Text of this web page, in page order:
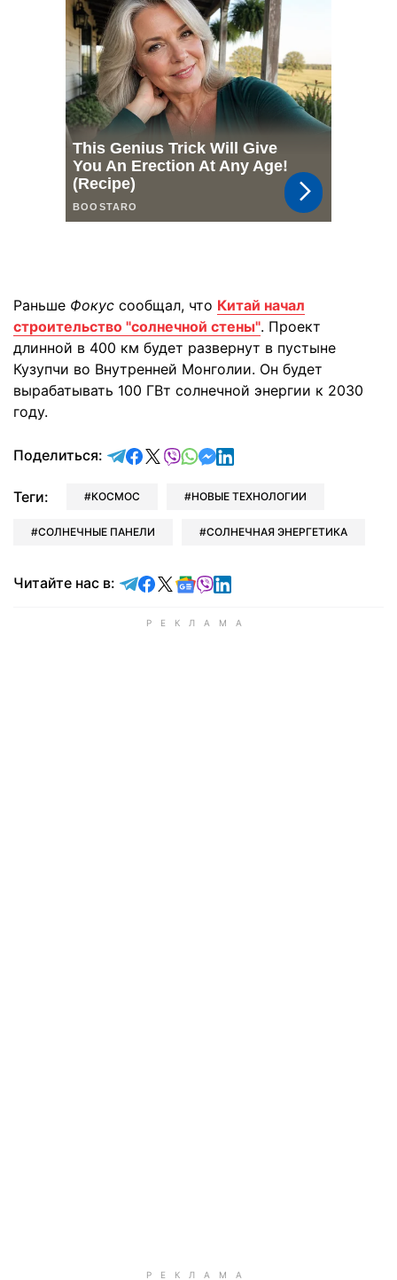
Раньше Фокус сообщал, что Китай начал
строительство "солнечной стены". Проект
длинной в 400 км будет развернут в пустыне
Кузупчи во Внутренней Монголии. Он будет
вырабатывать 100 ГВт солнечной энергии к 2030
году.
Поделиться: отправить в Telegram
поделиться в Facebook
поделиться в X
отправить в Viber
отправить в Whatsapp
отправить в Messenger
отправить в LinkedIn
Теги: КОСМОС НОВЫЕ ТЕХНОЛОГИИ
СОЛНЕЧНЫЕ ПАНЕЛИ СОЛНЕЧНАЯ ЭНЕРГЕТИКА
Читайте нас в: Читайте в Telegram
Читайте в Facebook
Читайте в X
Читайте в Google news
Читайте в Viber
Читайте в LinkedIn